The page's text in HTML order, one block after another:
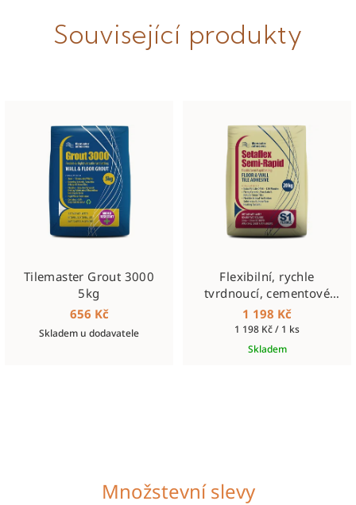
Množstevní slevy
Související produkty
Tilemaster Grout 3000
5kg
656 Kč
Skladem u dodavatele
Flexibilní, rychle
tvrdnoucí, cementové
lepidlo tř. S1, Semirapid,
bílé, 20kg
1 198 Kč
Měrná
cena:
1 198 Kč / 1 ks
Skladem